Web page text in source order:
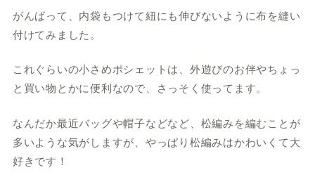
がんばって、内袋もつけて紐にも伸びないように布を縫い
付けてみました。
これぐらいの小さめポシェットは、外遊びのお伴やちょっ
と買い物とかに便利なので、さっそく使ってます。
なんだか最近バッグや帽子などなど、松編みを編むことが
多いような気がしますが、やっぱり松編みはかわいくて大
好きです！